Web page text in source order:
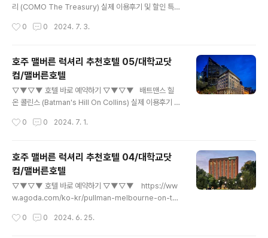
리 (COMO The Treasury) 실제 이용후기 및 할인 특가
의 실제 투숙객 이용후기 및 할인 특가를 확인하세요! 최저
모 더 트레저리 (COMO The Treasury) 1 Cathedra
l Avenue , 퍼스 시티 센터, 퍼스, 호주 코모 더 트레저리
에 머무는 동안 최고의 편안함을 누려보세요. 도시 중심
에 위치하고 있어 퍼스의 모든 매력을 둘러보기 편리합니
다. 다양함으로 더 알차고 즐거운 시간을 보내보세요. 코
m 거리에 있어 다양한 액티비티를 선택할 수 있습니..
0 0 2024. 7. 3.
호주 맬버른 럭셔리 추천호텔 05/대학교닷
컴/맬버른호텔
▽▼▽▼ 호텔 바로 예약하기 ▽▼▽▼ 배트맨스 힐
온 콜린스 (Batman's Hill On Collins) 실제 이용후기 및
Hill On Collins)의 실제 투숙객 이용후기 및 할인 특가를
goda.com 배트맨스 힐 온 콜린스 (Batman's Hill O
n Collins) 623 Collins Street, 멜버른 CBD, 멜버
른 / 멜번, 호주 배트맨스 힐 온 콜린스은(는) 멜버른 / 멜번
의 풍경과 생동감을 느끼고 싶은 여행객에게 완벽한 선택
입니다. 숙소가 도심의 편리한 위치에 있어 멜버른 / 멜번
다. 배트맨스..
0 0 2024. 7. 1.
호주 맬버른 럭셔리 추천호텔 04/대학교닷
컴/맬버른호텔
▽▼▽▼ 호텔 바로 예약하기 ▽▼▽▼ https://ww
w.agoda.com/ko-kr/pullman-melbourne-on-the
m 풀먼 멜번 온 더 파크 (Pullman Melbourne On Th
0 0 2024. 6. 25.